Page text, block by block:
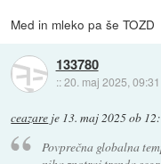
Med in mleko pa še TOZD
133780
::20. maj 2025, 09:31
ceazare je 13. maj 2025 ob
Povprečna globalna